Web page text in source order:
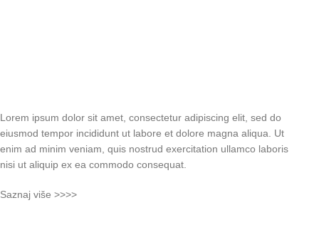
Lorem ipsum dolor sit amet, consectetur adipiscing elit, sed do
eiusmod tempor incididunt ut labore et dolore magna aliqua. Ut
enim ad minim veniam, quis nostrud exercitation ullamco laboris
nisi ut aliquip ex ea commodo consequat.
Saznaj više >>>>